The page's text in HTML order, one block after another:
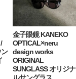
金子眼鏡 KANEKO
OPTICAL×neru
design works
ORIGINAL
SUNGLASS オリジナ